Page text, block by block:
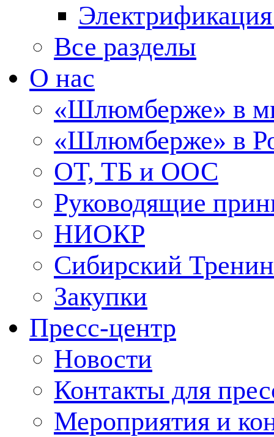
Все разделы
О нас
«Шлюмберже» в
«Шлюмберже» в
ОТ, ТБ и ООС
Руководящие
НИОКР
Сибирский
Закупки
Пресс-центр
Новости
Контакты для
Мероприятия и